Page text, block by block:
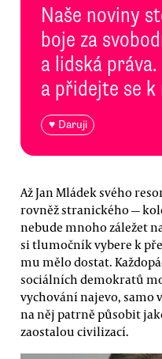
Naše noviny
boje za
a lidská
a přidejte se k
♥ Daruji
Až Jan Mládek svého
rovněž stranického —
nebude mnoho záležet
si tlumočník vybere k
mu mělo dostat.
sociálních demokratů
vychování najevo, samo
na něj patrně působit
zaostalou civilizací.